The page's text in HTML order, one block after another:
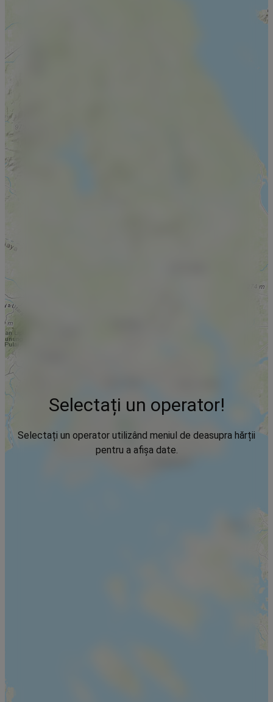
Selectați un operator!
Selectați un operator utilizând meniul de deasupra hărții
pentru a afișa date.